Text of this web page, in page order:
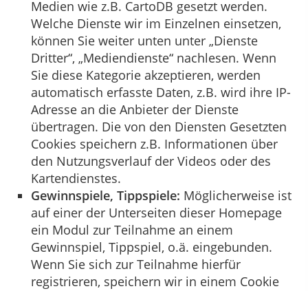
Medien wie z.B. CartoDB gesetzt werden.
Welche Dienste wir im Einzelnen einsetzen,
können Sie weiter unten unter „Dienste
Dritter“, „Mediendienste“ nachlesen. Wenn
Sie diese Kategorie akzeptieren, werden
automatisch erfasste Daten, z.B. wird ihre IP-
Adresse an die Anbieter der Dienste
übertragen. Die von den Diensten Gesetzten
Cookies speichern z.B. Informationen über
den Nutzungsverlauf der Videos oder des
Kartendienstes.
Gewinnspiele, Tippspiele: Möglicherweise ist
auf einer der Unterseiten dieser Homepage
ein Modul zur Teilnahme an einem
Gewinnspiel, Tippspiel, o.ä. eingebunden.
Wenn Sie sich zur Teilnahme hierfür
registrieren, speichern wir in einem Cookie